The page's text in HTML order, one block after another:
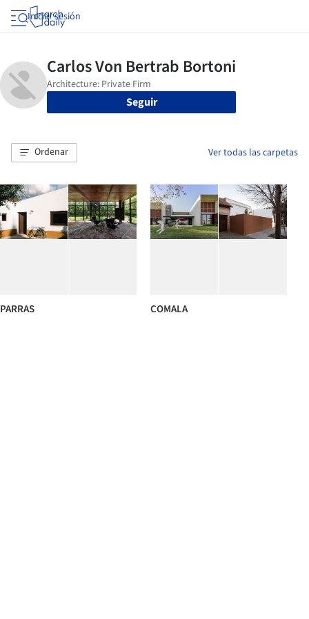
Iniciar sesión
Seguir
Ordenar Ver todas las carpetas
PARRAS COMALA